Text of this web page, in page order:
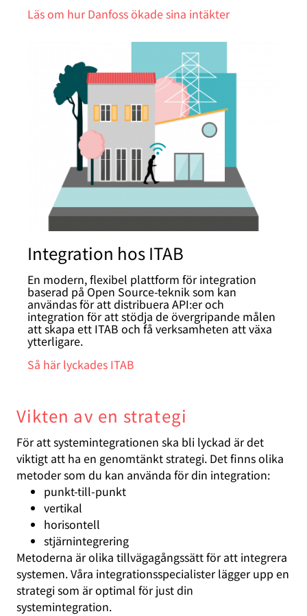
Läs om hur Danfoss ökade sina intäkter
Integration hos ITAB
En modern, flexibel plattform för integration
baserad på Open Source-teknik som kan
användas för att distribuera API:er och
integration för att stödja de övergripande målen
att skapa ett ITAB och få verksamheten att växa
ytterligare.
Så här lyckades ITAB
Vikten av en strategi
För att systemintegrationen ska bli lyckad är det
viktigt att ha en genomtänkt strategi. Det finns olika
metoder som du kan använda för din integration:
punkt-till-punkt
vertikal
horisontell
stjärnintegrering
Metoderna är olika tillvägagångssätt för att integrera
systemen. Våra integrationsspecialister lägger upp en
strategi som är optimal för just din
systemintegration.